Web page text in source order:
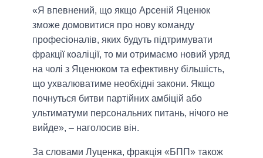
«Я впевнений, що якщо Арсеній Яценюк
зможе домовитися про нову команду
професіоналів, яких будуть підтримувати
фракції коаліції, то ми отримаємо новий уряд
на чолі з Яценюком та ефективну більшість,
що ухвалюватиме необхідні закони. Якщо
почнуться битви партійних амбіцій або
ультиматуми персональних питань, нічого не
вийде», – наголосив він.
За словами Луценка, фракція «БПП» також